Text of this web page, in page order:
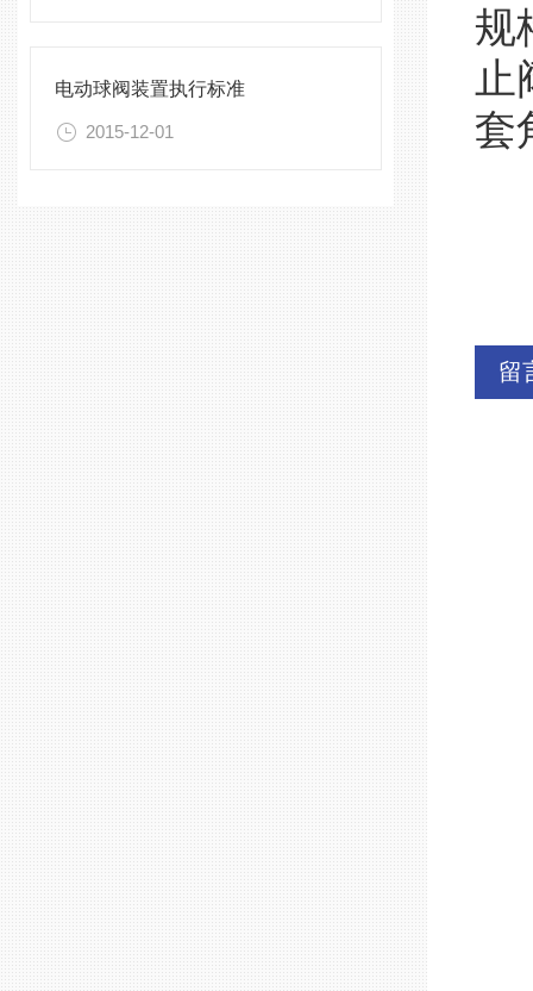
电动球阀装置执行标准
2015-12-01
规
套
留